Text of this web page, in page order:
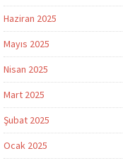
Haziran 2025
Mayıs 2025
Nisan 2025
Mart 2025
Şubat 2025
Ocak 2025